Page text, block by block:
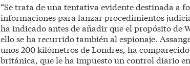
“Se trata de una tentativa evidente destinada a
informaciones para lanzar procedimientos
ha indicado antes de añadir que el propósito de
ello se ha recurrido también al espionaje.
unos 200 kilómetros de Londres, ha
británica, que le ha impuesto un control diario